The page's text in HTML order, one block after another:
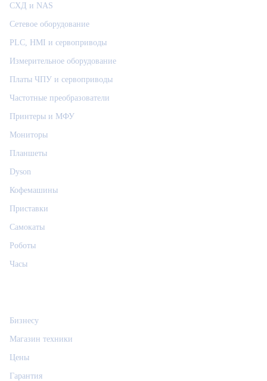
СХД и NAS
Сетевое оборудование
PLC, HMI и сервоприводы
Измерительное оборудование
Платы ЧПУ и сервоприводы
Частотные преобразователи
Принтеры и МФУ
Мониторы
Планшеты
Dyson
Кофемашины
Приставки
Самокаты
Роботы
Часы
Бизнесу
Магазин техники
Цены
Гарантия